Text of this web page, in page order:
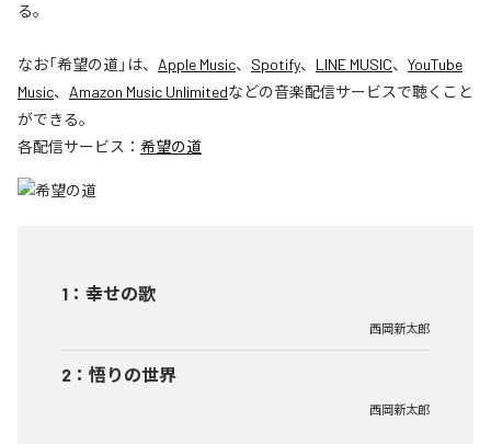
る。
なお「希望の道」は、 Apple Music、 Spotify、 LINE MUSIC、 YouTube
Music、 Amazon Music Unlimitedなどの音楽配信サービスで聴くこと
ができる。
各配信サービス： 希望の道
1 ： 幸せの歌
西岡新太郎
2 ： 悟りの世界
西岡新太郎